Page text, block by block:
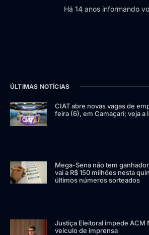
Há 14 anos informando
ÚLTIMAS NOTÍCIAS
CIAT abre novas vagas de
feira (6), em Camaçari; veja a
Mega-Sena não tem
vai a R$ 150 milhões nesta
últimos números sorteados
Justiça Eleitoral impede ACM
veículo de imprensa